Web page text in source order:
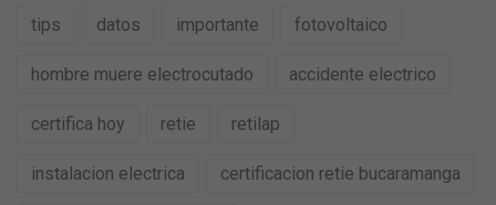
tips datos importante fotovoltaico
hombre muere electrocutado accidente electrico
certifica hoy retie retilap
instalacion electrica certificacion retie bucaramanga